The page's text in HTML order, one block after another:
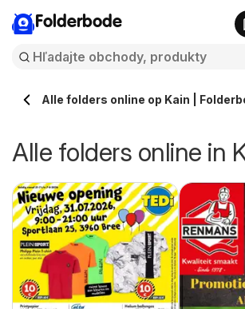
Folderbode
Alle folders online op Kain |
Alle folders online in